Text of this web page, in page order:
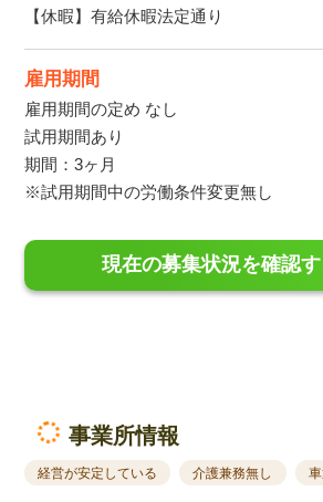
【休暇】有給休暇法定通り
雇用期間
雇用期間の定め なし
試用期間あり
期間：3ヶ月
※試用期間中の労働条件変更無し
現在の募集状況を確認
事業所情報
経営が安定している 介護兼務無し